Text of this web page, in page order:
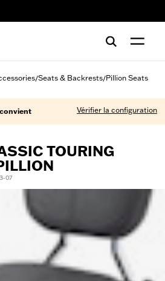
/Seats & Backrests/Pillion Seats
Vérifier la configuration
TOURING
07